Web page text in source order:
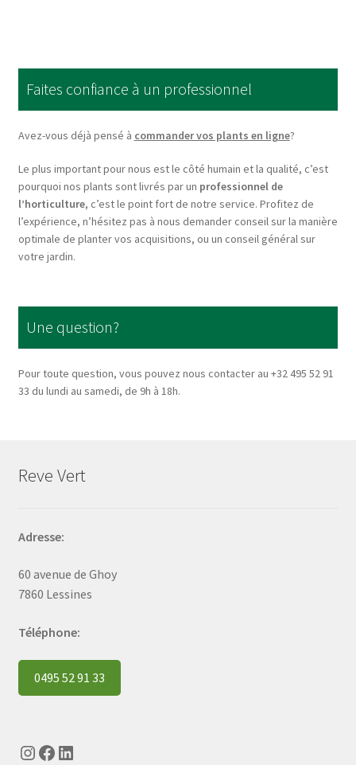
options
may
be
chosen
the
product
page
Faites confiance à un professionnel
Avez-vous déjà pensé à commander vos plants en ligne?
Le plus important pour nous est le côté humain et la qualité, c’est
pourquoi nos plants sont livrés par un professionnel de
l’horticulture, c’est le point fort de notre service. Profitez de
l’expérience, n’hésitez pas à nous demander conseil sur la manière
optimale de planter vos acquisitions, ou un conseil général sur
votre jardin.
Une question?
Pour toute question, vous pouvez nous contacter au +32 495 52 91
33 du lundi au samedi, de 9h à 18h.
Reve Vert
Adresse:
60 avenue de Ghoy
7860 Lessines
Téléphone:
0495 52 91 33
Instagram
Facebook
LinkedIn